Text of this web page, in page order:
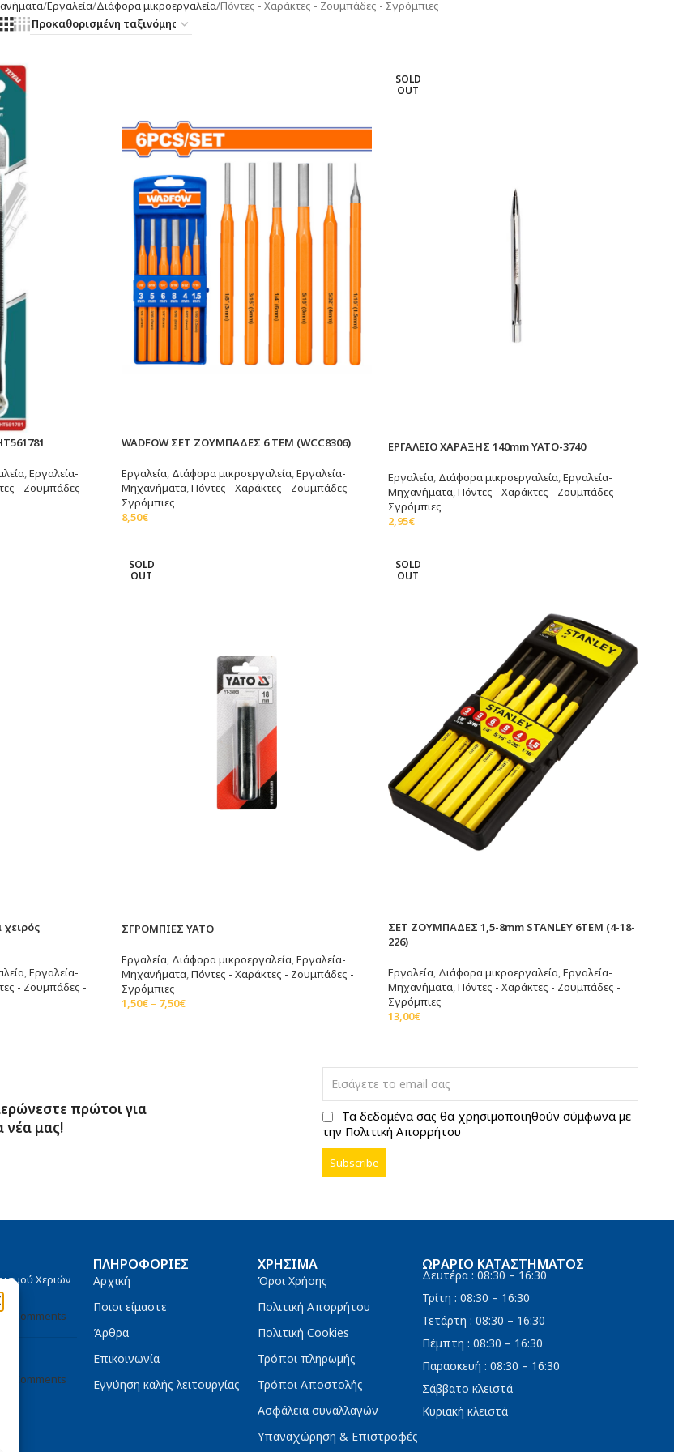
Εργαλεία Διάφορα μικροεργαλεία Πόντες - Χαράκτες - Ζουμπάδες - Σγρόμπιες
,Εργαλεία-
- Ζουμπάδες -
WADFOW ΣΕΤ ΖΟΥΜΠΑΔΕΣ 6 ΤΕΜ (WCC8306)
Εργαλεία, Διάφορα μικροεργαλεία,Εργαλεία-
Μηχανήματα,Πόντες - Χαράκτες - Ζουμπάδες -
Σγρόμπιες
8,50€
SOLD
OUT
ΕΡΓΑΛΕΙΟ ΧΑΡΑΞΗΣ 140mm YATO-3740
Εργαλεία Διάφορα μικροεργαλεία Εργαλεία-
Μηχανήματα Πόντες - Χαράκτες - Ζουμπάδες -
Σγρόμπιες
2,95€
,Εργαλεία-
- Ζουμπάδες -
SOLD
OUT
ΣΓΡΟΜΠΙΕΣ YATO
Εργαλεία, Διάφορα μικροεργαλεία,Εργαλεία-
Μηχανήματα,Πόντες - Χαράκτες - Ζουμπάδες -
Σγρόμπιες
1,50€ – 7,50€
SOLD
OUT
ΣΕΤ ΖΟΥΜΠΑΔΕΣ 1,5-8mm STANLEY 6TEM (4-18-
226)
Εργαλεία, Διάφορα μικροεργαλεία,Εργαλεία-
Μηχανήματα,Πόντες - Χαράκτες - Ζουμπάδες -
Σγρόμπιες
13,00€
πρώτοι για
νέα μας!
Τα δεδομένα σας θα χρησιμοποιηθούν σύμφωνα με
την Πολιτική Απορρήτου
Χεριών
Comments
No Comments
ΠΛΗΡΟΦΟΡΊΕΣ
Αρχική
Ποιοι είμαστε
Άρθρα
Επικοινωνία
Εγγύηση καλής λειτουργίας
ΧΡΉΣΙΜΑ
Όροι Χρήσης
Πολιτική Απορρήτου
Πολιτική Cookies
Τρόποι πληρωμής
Τρόποι Αποστολής
Ασφάλεια συναλλαγών
Υπαναχώρηση & Επιστροφές
ΩΡΆΡΙΟ ΚΑΤΑΣΤΉΜΑΤΟΣ
Δευτέρα : 08:30 – 16:30
Τρίτη : 08:30 – 16:30
Τετάρτη : 08:30 – 16:30
Πέμπτη : 08:30 – 16:30
Παρασκευή : 08:30 – 16:30
Σάββατο κλειστά
Κυριακή κλειστά